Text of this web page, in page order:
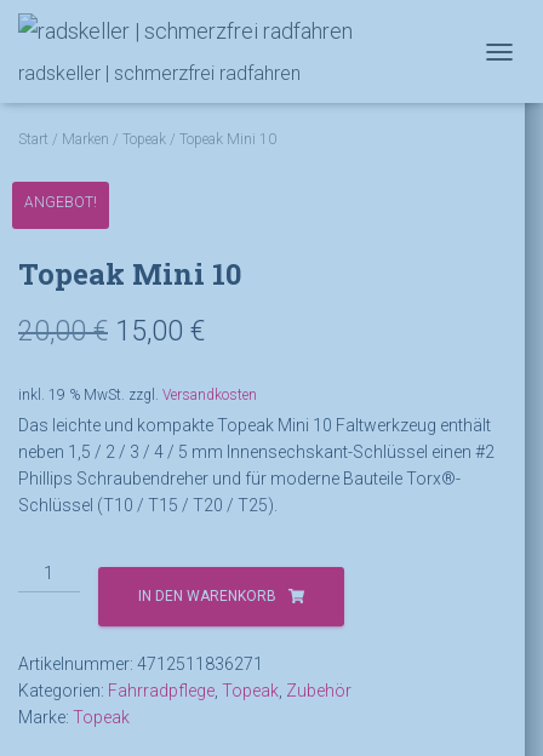
radskeller | schmerzfrei radfahren
Start / Marken / Topeak / Topeak Mini 10
ANGEBOT!
Topeak Mini 10
20,00€ Ursprünglicher
war:
20,00 €
15,00 €Aktueller
ist:
15,00 €.
inkl. 19 % MwSt. zzgl. Versandkosten
Das leichte und kompakte Topeak Mini 10 Faltwerkzeug enthält
neben 1,5 / 2 / 3 / 4 / 5 mm Innensechskant-Schlüssel einen #2
Phillips Schraubendreher und für moderne Bauteile Torx®-
Schlüssel (T10 / T15 / T20 / T25).
Topeak
Mini
IN DEN WARENKORB
Artikelnummer: 4712511836271
Kategorien: Fahrradpflege Topeak Zubehör
Marke: Topeak